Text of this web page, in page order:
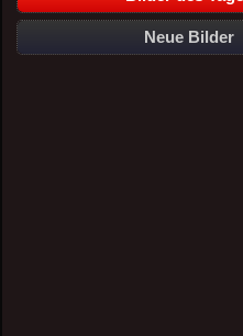
Neue Bilder